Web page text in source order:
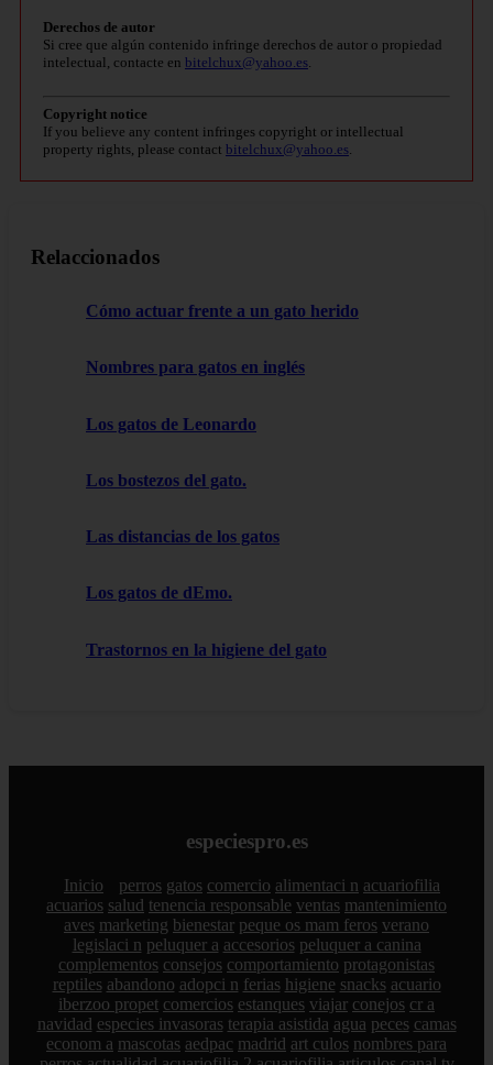
Derechos de autor
Si cree que algún contenido infringe derechos de autor o propiedad
intelectual, contacte en bitelchux@yahoo.es
Copyright notice
If you believe any content infringes copyright or intellectual
property rights, please contact bitelchux@yahoo.es
Relaccionados
Cómo actuar frente a un gato herido
Nombres para gatos en inglés
Los gatos de Leonardo
Los bostezos del gato.
Las distancias de los gatos
Los gatos de dEmo.
Trastornos en la higiene del gato
especiespro.es
Inicio perros gatos comercio alimentaci n acuariofilia
acuarios salud tenencia responsable ventas mantenimiento
aves marketing bienestar peque os mam feros verano
legislaci n peluquer a accesorios peluquer a canina
complementos consejos comportamiento protagonistas
reptiles abandono adopci n ferias higiene snacks acuario
iberzoo propet comercios estanques viajar conejos cr a
navidad especies invasoras terapia asistida agua peces camas
econom a mascotas aedpac madrid art culos nombres para